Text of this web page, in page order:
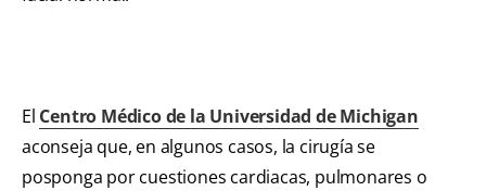
El Centro Médico de la Universidad de Michigan
aconseja que, en algunos casos, la cirugía se
posponga por cuestiones cardiacas, pulmonares o